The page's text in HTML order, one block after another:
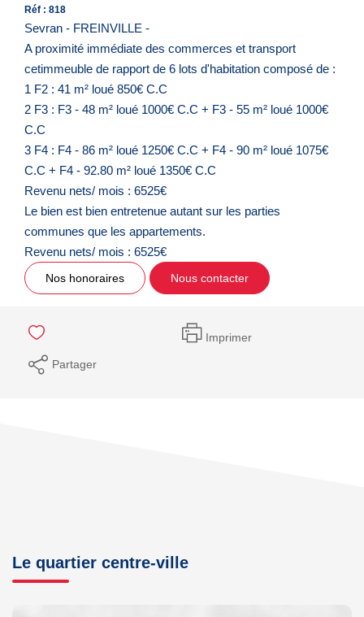
Réf : 818
Sevran - FREINVILLE -
A proximité immédiate des commerces et transport
cetimmeuble de rapport de 6 lots d'habitation composé de :
1 F2 : 41 m² loué 850€ C.C
2 F3 : F3 - 48 m² loué 1000€ C.C + F3 - 55 m² loué 1000€
C.C
3 F4 : F4 - 86 m² loué 1250€ C.C + F4 - 90 m² loué 1075€
C.C + F4 - 92.80 m² loué 1350€ C.C
Revenu nets/ mois : 6525€
Le bien est bien entretenue autant sur les parties
communes que les appartements.
Revenu nets/ mois : 6525€
Nos honoraires Nous contacter
Imprimer
Partager
Le quartier centre-ville